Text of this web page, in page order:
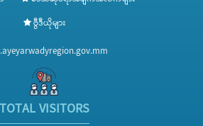
ဗွီဒီယိုများ
TOTAL VISITORS